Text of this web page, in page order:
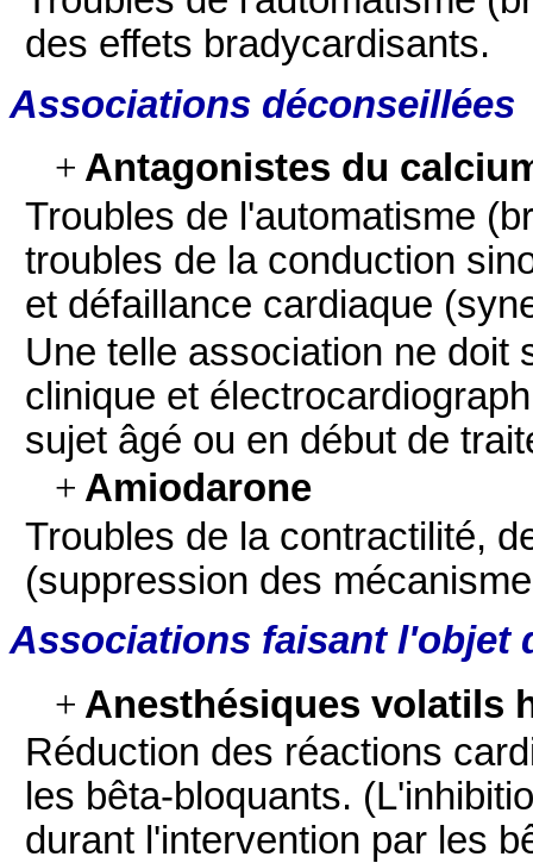
des effets bradycardisants.
Associations déconseillées
+ Antagonistes du
Troubles de l'automatisme
troubles de la conduction
et défaillance cardiaque
Une telle association ne doit
clinique et
sujet âgé ou en début de
+ Amiodarone
Troubles de la contractilité,
(suppression des
Associations faisant l'objet
+ Anesthésiques volatils
Réduction des réactions
les bêta-bloquants.
durant l'intervention par les